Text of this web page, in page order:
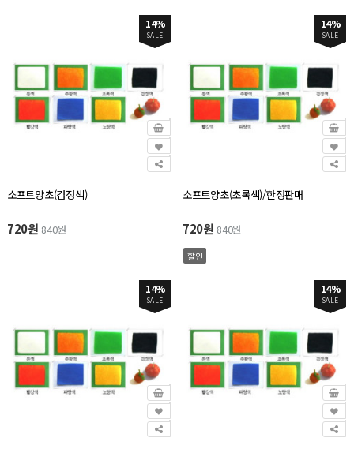
14%
SALE
소프트양초(검정색)
720원840원
14%
SALE
소프트양초(초록색)/한정판매
720원840원
할인
14%
SALE
14%
SALE